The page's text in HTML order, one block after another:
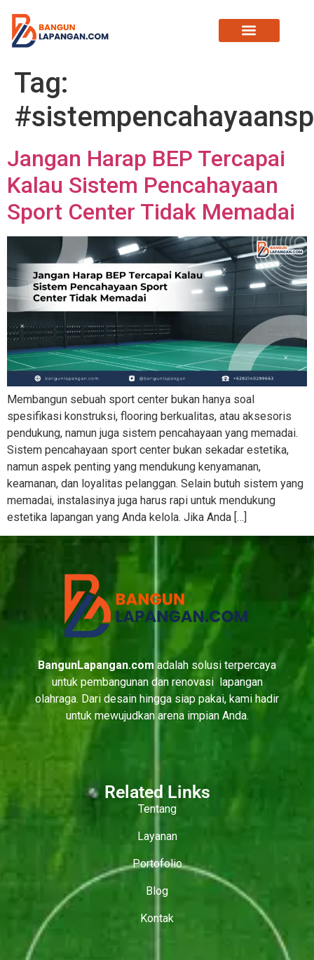
Tag:
Jangan Harap BEP Tercapai
Kalau Sistem Pencahayaan
Sport Center Tidak Memadai
Membangun sebuah sport center bukan hanya soal
spesifikasi konstruksi, flooring berkualitas, atau aksesoris
pendukung, namun juga sistem pencahayaan yang memadai.
Sistem pencahayaan sport center bukan sekadar estetika,
namun aspek penting yang mendukung kenyamanan,
keamanan, dan loyalitas pelanggan. Selain butuh sistem yang
memadai, instalasinya juga harus rapi untuk mendukung
estetika lapangan yang Anda kelola. Jika Anda […]
BangunLapangan.com adalah solusi terpercaya
untuk pembangunan dan renovasi lapangan
olahraga. Dari desain hingga siap pakai, kami hadir
untuk mewujudkan arena impian Anda.
Related Links
Tentang
Layanan
Portofolio
Blog
Kontak